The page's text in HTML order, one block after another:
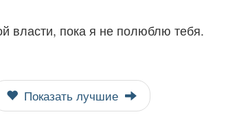
власти, пока я не полюблю тебя.
Показать лучшие